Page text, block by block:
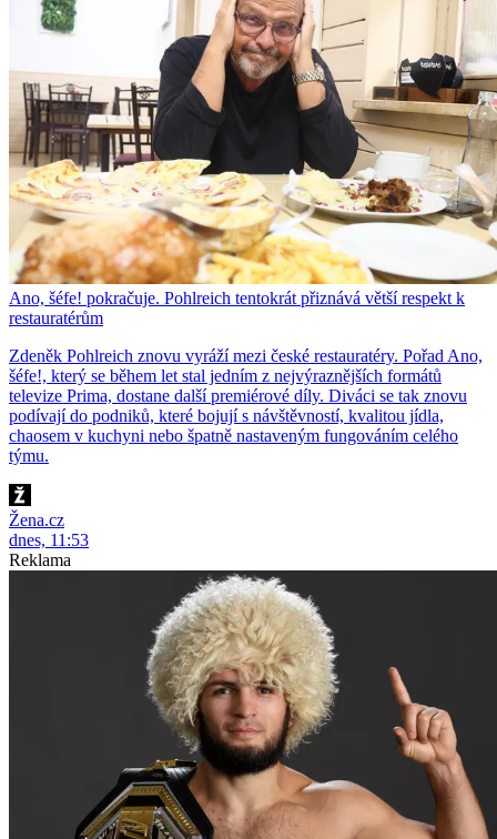
Ano, šéfe! pokračuje. Pohlreich tentokrát přiznává větší respekt k
restauratérům
Zdeněk Pohlreich znovu vyráží mezi české restauratéry. Pořad Ano,
šéfe!, který se během let stal jedním z nejvýraznějších formátů
televize Prima, dostane další premiérové díly. Diváci se tak znovu
podívají do podniků, které bojují s návštěvností, kvalitou jídla,
chaosem v kuchyni nebo špatně nastaveným fungováním celého
týmu.
Žena.cz
dnes, 11:53
Reklama